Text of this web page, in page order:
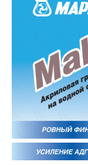
800
50
sales@mpkm.org